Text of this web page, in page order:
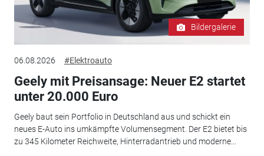
Bildergalerie
06.08.2026 #Elektroauto
Geely mit Preisansage: Neuer E2 startet
unter 20.000 Euro
Geely baut sein Portfolio in Deutschland aus und schickt ein
neues E-Auto ins umkämpfte Volumensegment. Der E2 bietet bis
zu 345 Kilometer Reichweite, Hinterradantrieb und moderne...